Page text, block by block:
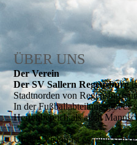
ÜBER UNS
Der Verein
Der SV Sallern Regensburg
Stadtnorden von Regensburg
In der Fußballabteilung gibt es
Herrenbereich als auch
Unsere Vision ist es, eine